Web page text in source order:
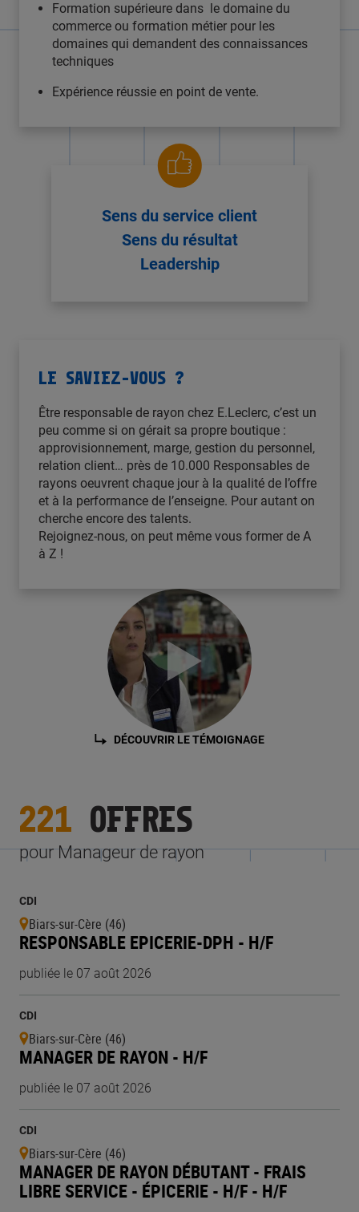
Formation supérieure dans le domaine du
commerce ou formation métier pour les
domaines qui demandent des connaissances
techniques
Expérience réussie en point de vente.
Sens du service client
Sens du résultat
Leadership
LE SAVIEZ-VOUS ?
Être responsable de rayon chez E.Leclerc, c’est un
peu comme si on gérait sa propre boutique :
approvisionnement, marge, gestion du personnel,
relation client… près de 10.000 Responsables de
rayons oeuvrent chaque jour à la qualité de l’offre
et à la performance de l’enseigne. Pour autant on
cherche encore des talents.
Rejoignez-nous, on peut même vous former de A
à Z !
DÉCOUVRIR LE TÉMOIGNAGE
221 OFFRES
pour Manageur de rayon
CDI
Biars-sur-Cère (46)
RESPONSABLE EPICERIE-DPH - H/F
publiée le 07 août 2026
CDI
Biars-sur-Cère (46)
MANAGER DE RAYON - H/F
publiée le 07 août 2026
CDI
Biars-sur-Cère (46)
MANAGER DE RAYON DÉBUTANT - FRAIS
LIBRE SERVICE - ÉPICERIE - H/F - H/F